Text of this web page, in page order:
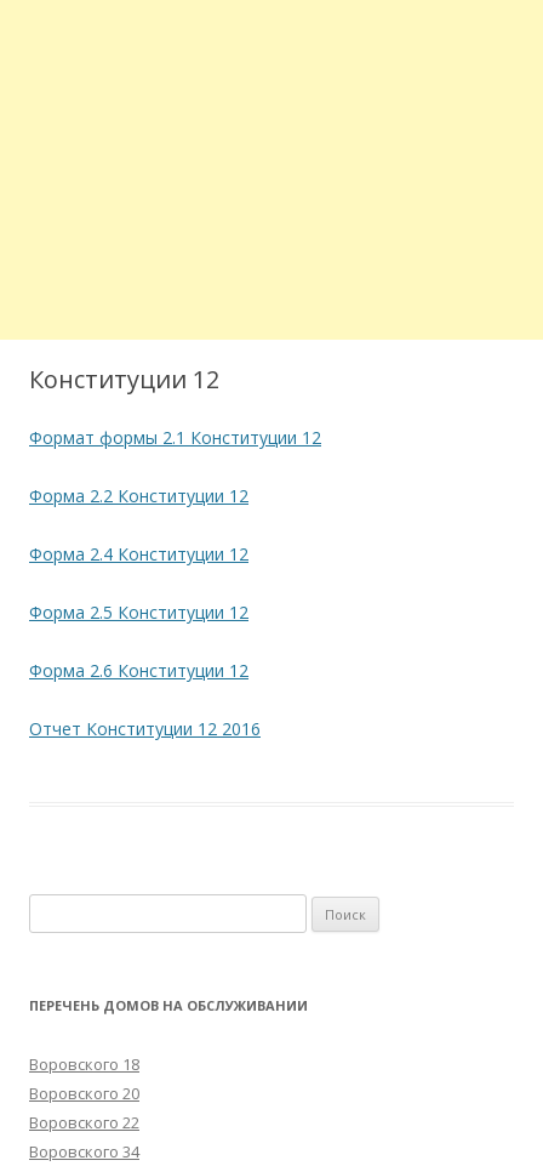
Конституции 12
Формат формы 2.1 Конституции 12
Форма 2.2 Конституции 12
Форма 2.4 Конституции 12
Форма 2.5 Конституции 12
Форма 2.6 Конституции 12
Отчет Конституции 12 2016
а
т
:
ПЕРЕЧЕНЬ ДОМОВ НА ОБСЛУЖИВАНИИ
Воровского 18
Воровского 20
Воровского 22
Воровского 34